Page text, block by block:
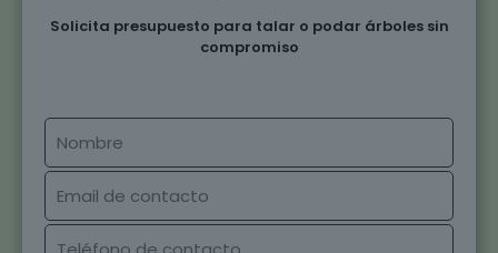
Solicita presupuesto para talar o podar árboles sin
compromiso